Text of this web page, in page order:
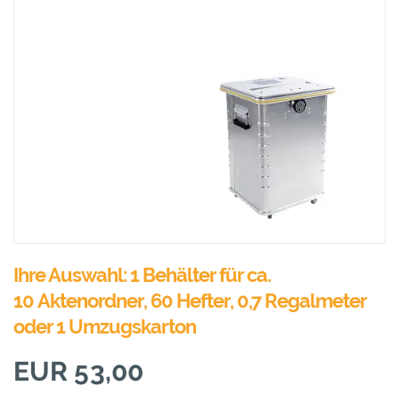
Ihre Auswahl: 1 Behälter für ca.
10 Aktenordner, 60 Hefter, 0,7 Regalmeter
oder 1 Umzugskarton
EUR 53,00